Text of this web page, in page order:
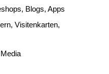
Blogs, Apps
Visitenkarten,